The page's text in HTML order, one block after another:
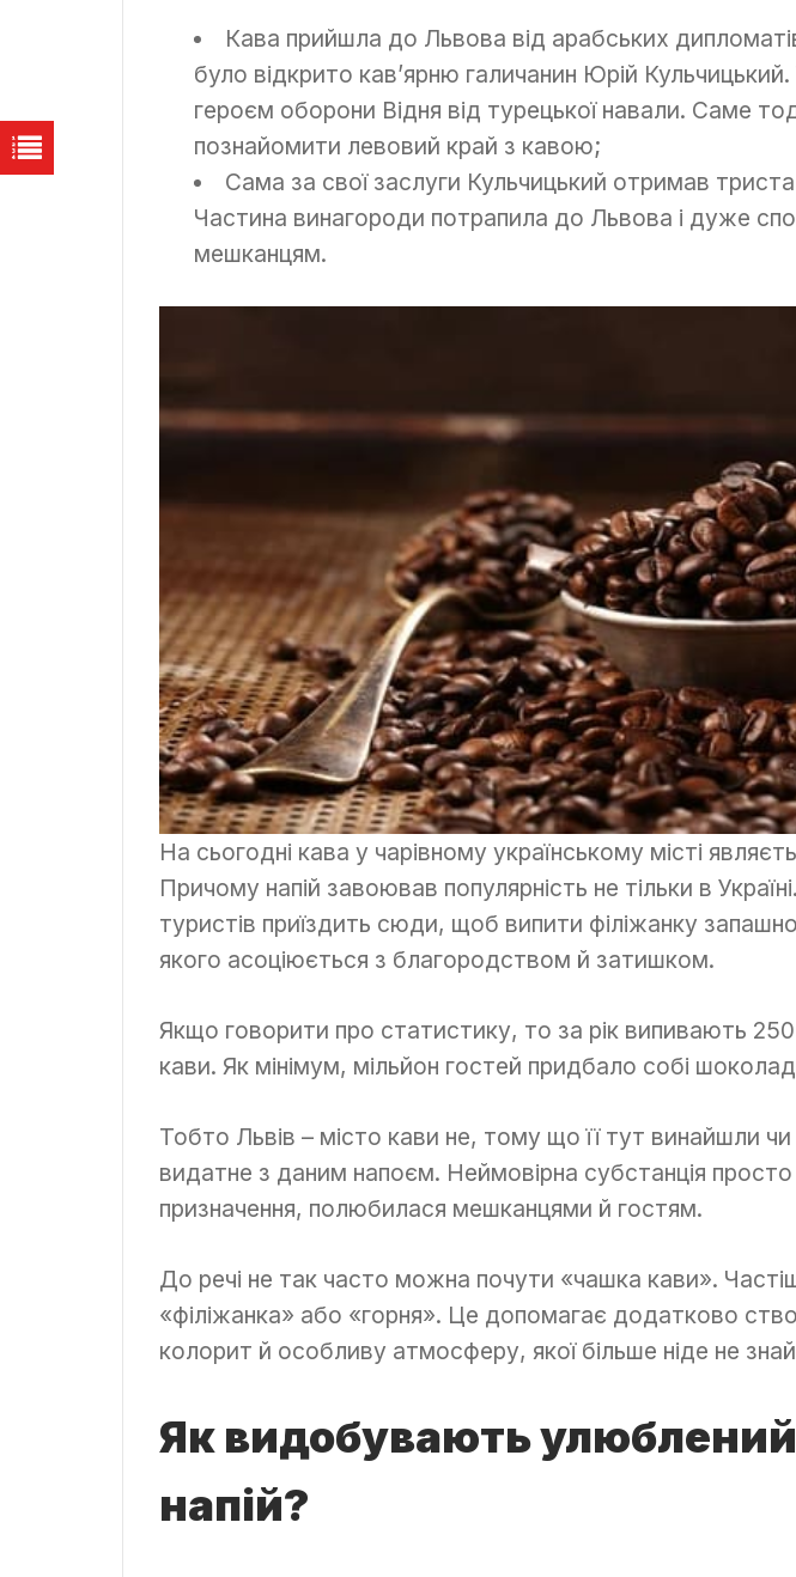
Кава прийшла до Львова від арабських
було відкрито кав’ярню галичанин Юрій
героєм оборони Відня від турецької навали. Саме
познайомити левовий край з кавою;
Сама за свої заслуги Кульчицький отримав триста
Частина винагороди потрапила до Львова і дуже
мешканцям.
На сьогодні кава у чарівному українському місті
Причому напій завоював популярність не тільки в
туристів приїздить сюди, щоб випити філіжанку
якого асоціюється з благородством й затишком.
Якщо говорити про статистику, то за рік випивають 250
кави. Як мінімум, мільйон гостей придбало собі
Тобто Львів – місто кави не, тому що її тут винайшли
видатне з даним напоєм. Неймовірна субстанція
призначення, полюбилася мешканцями й гостям.
До речі не так часто можна почути «чашка кави».
«філіжанка» або «горня». Це допомагає додатково
колорит й особливу атмосферу, якої більше ніде не
Як видобувають
напій?